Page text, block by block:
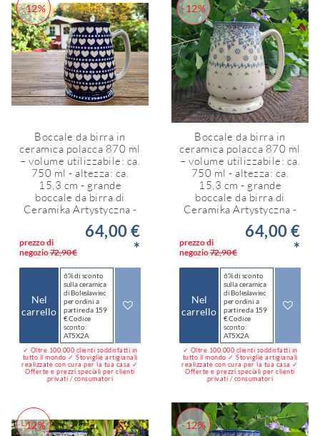
-12%
Boccale da birra in
ceramica polacca 870 ml
– volume utilizzabile: ca.
750 ml - altezza: ca.
15,3 cm - grande
boccale da birra di
Ceramika Artystyczna -
prezzo di
negozio72,90 €
64,00 €
*
Nel
carrello
6% di sconto
sulla ceramica
di Bolesławiec
per ordini a
partire da 159
€ Codice
sconto:
AT5X2A
✓ Oltre 100.000 clienti soddisfatti in
tutto il mondo ✓ Stoviglie artigianali
realizzate con cura per la tua casa ✓
Offerte e prezzi speciali per clienti
privati / consumatori
-12%
Boccale da birra in
ceramica polacca 870 ml
– volume utilizzabile: ca.
750 ml - altezza: ca.
15,3 cm - grande
boccale da birra di
Ceramika Artystyczna -
prezzo di
negozio72,90 €
64,00 €
*
Nel
carrello
6% di sconto
sulla ceramica
di Bolesławiec
per ordini a
partire da 159
€ Codice
sconto:
AT5X2A
✓ Oltre 100.000 clienti soddisfatti in
tutto il mondo ✓ Stoviglie artigianali
realizzate con cura per la tua casa ✓
Offerte e prezzi speciali per clienti
privati / consumatori
-12% -12%